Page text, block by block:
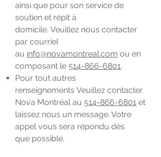
ainsi que pour son service de
soutien et répit à
domicile. Veuillez nous contacter
par courriel
au info@novamontreal.com ou en
composant le 514-866-6801.
Pour tout autres
renseignements Veuillez contacter
Nova Montréal au 514-866-6801 et
laissez nous un message. Votre
appel vous sera répondu dès
que possible.